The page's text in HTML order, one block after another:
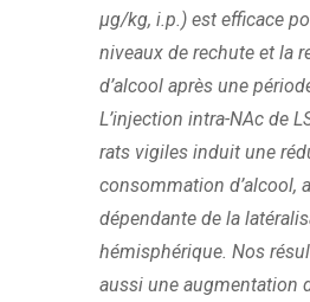
µg/kg, i.p.) est efficace
niveaux de rechute et la
d’alcool après une
L’injection intra-NAc de
rats vigiles induit une
consommation d’alcool,
dépendante de la
hémisphérique. Nos
aussi une augmentation